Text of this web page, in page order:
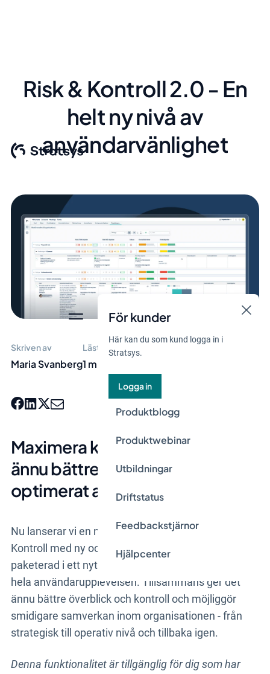
För kunder
Här kan du som kund logga in i
Stratsys.
Logga in
Produktblogg
Produktwebinar
Utbildningar
Driftstatus
Feedbackstjärnor
Hjälpcenter
Risk & Kontroll 2.0 - En
helt ny nivå av
användarvänlighet
Skriven av
Maria Svanberg
Lästid
1 min
Maximera kontrollen - med
ännu bättre överblick och
optimerat arbetsflöde
Nu lanserar vi en ny version av vår produkt Risk &
Kontroll med ny och förbättrad funktionalitet,
paketerad i ett nytt intuitivt gränssnitt som höjer
hela användarupplevelsen. Tillsammans ger det
ännu bättre överblick och kontroll och möjliggör
smidigare samverkan inom organisationen - från
strategisk till operativ nivå och tillbaka igen.
Denna funktionalitet är tillgänglig för dig som har